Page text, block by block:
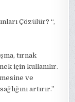
Çözülür? “,
tırnak
için kullanılır.
ve
artırır.”